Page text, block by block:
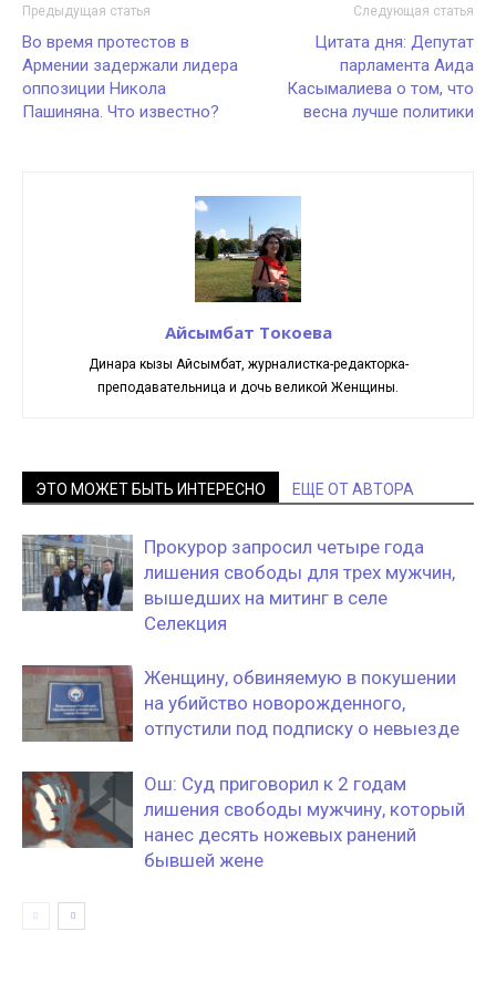
Предыдущая статья
Во время протестов в
Армении задержали лидера
оппозиции Никола
Пашиняна. Что известно?
Следующая статья
Цитата дня: Депутат
парламента Аида
Касымалиева о том, что
весна лучше политики
Айсымбат Токоева
Динара кызы Айсымбат, журналистка-редакторка-
преподавательница и дочь великой Женщины.
ЭТО МОЖЕТ БЫТЬ ИНТЕРЕСНО ЕЩЕ ОТ АВТОРА
Прокурор запросил четыре года
лишения свободы для трех мужчин,
вышедших на митинг в селе
Селекция
Женщину, обвиняемую в покушении
на убийство новорожденного,
отпустили под подписку о невыезде
Ош: Суд приговорил к 2 годам
лишения свободы мужчину, который
нанес десять ножевых ранений
бывшей жене